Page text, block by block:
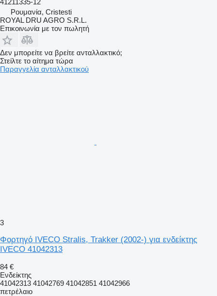
Ρουμανία, Cristesti
ROYAL DRU AGRO S.R.L.
Επικοινωνία με τον πωλητή
Δεν μπορείτε να βρείτε ανταλλακτικό;
Στείλτε το αίτημα τώρα
Παραγγελία ανταλλακτικού
3
Φορτηγό IVECO Stralis, Trakker (2002-) για ενδείκτης
IVECO 41042313
84 €
Ενδείκτης
41042313 41042769 41042851 41042966
πετρέλαιο